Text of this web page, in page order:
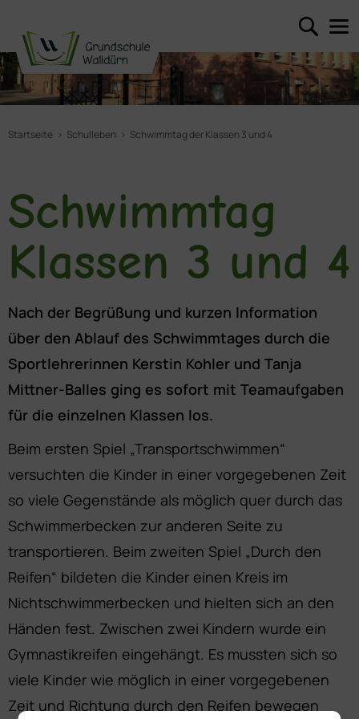
Startseite Schulleben Schwimmtag der Klassen 3 und 4
Schwimmtag
Klassen 3 und 4
Nach der Begrüßung und kurzen Information
über den Ablauf des Schwimmtages durch die
Sportlehrerinnen Kerstin Kohler und Tanja
Mittner-Balles ging es sofort mit Teamaufgaben
für die einzelnen Klassen los.
Beim ersten Spiel „Transportschwimmen“
versuchten die Kinder in einer vorgegebenen Zeit
so viele Gegenstände als möglich quer durch das
Schwimmerbecken zur anderen Seite zu
transportieren. Beim zweiten Spiel „Durch den
Reifen“ bildeten die Kinder einen Kreis im
Nichtschwimmerbecken und hielten sich an den
Händen fest. Zwischen zwei Kindern wurde ein
Gymnastikreifen eingehängt. Es mussten sich so
viele Kinder wie möglich in einer vorgegebenen
Zeit und Richtung durch den Reifen bewegen